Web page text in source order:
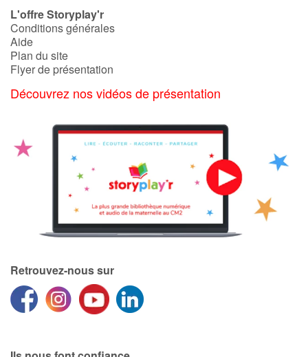
Par thématique
Rencontres et témoignages
Contes d'ici et d'ailleurs
Autour de la lecture
Apprendre à lire
Activités et ateliers
Dyslexie, troubles de la lecture
L'offre Storyplay'r
Conditions générales
Aide
Plan du site
Flyer de présentation
Découvrez nos vidéos de présentation
Retrouvez-nous sur